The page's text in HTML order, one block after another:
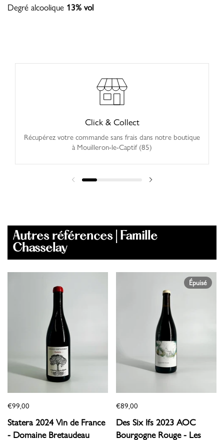
Degré alcoolique 13% vol
Click & Collect
Récupérez votre commande sans frais dans notre boutique
à Mouilleron-le-Captif (85)
Autres références | Famille
Chasselay
€99,00
Statera 2024 Vin de France
- Domaine Bretaudeau
€89,00
Des Six Ifs 2023 AOC
Bourgogne Rouge - Les
Épuisé